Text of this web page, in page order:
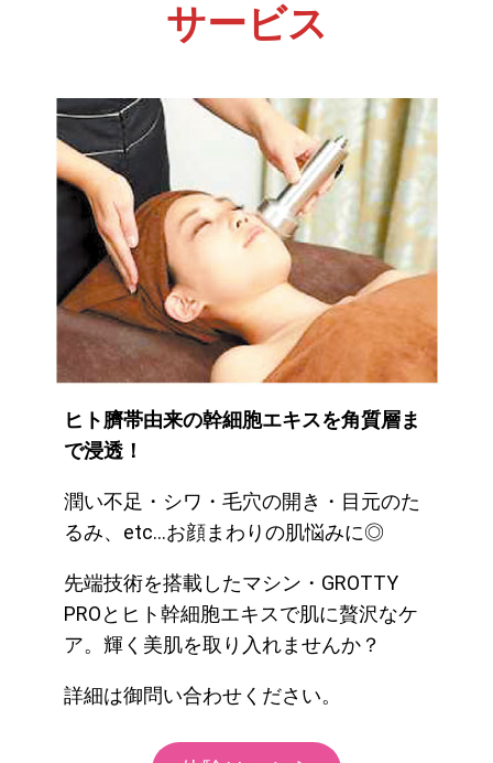
サービス
ヒト臍帯由来の幹細胞エキスを角質層ま
で浸透！
潤い不足・シワ・毛穴の開き・目元のた
るみ、etc…お顔まわりの肌悩みに◎
先端技術を搭載したマシン・GROTTY
PROとヒト幹細胞エキスで肌に贅沢なケ
ア。輝く美肌を取り入れませんか？
詳細は御問い合わせください。